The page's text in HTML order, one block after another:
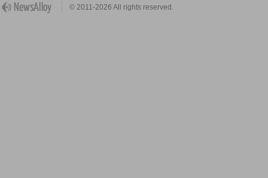
© 2011-2026 All rights reserved.